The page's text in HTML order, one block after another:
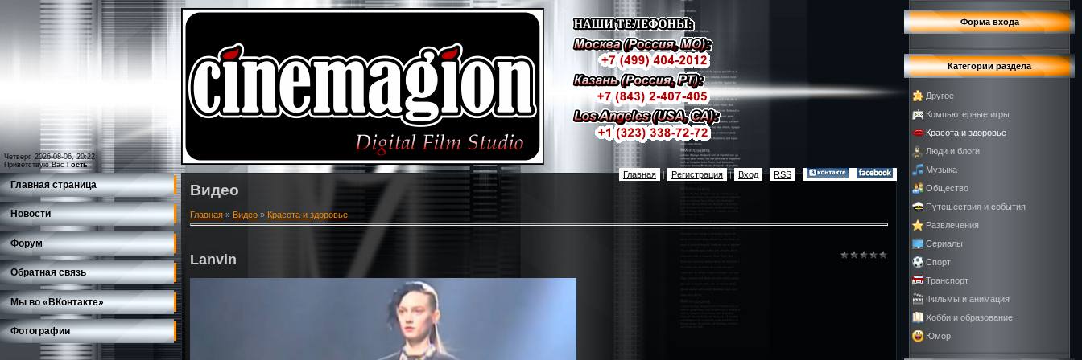
Четверг, 2026-08-06, 20:22
Приветствую Вас Гость
Главная | Регистрация | Вход | RSS |
Главная страница
Новости
Форум
Обратная связь
Мы во «ВКонтакте»
Фотографии
Видео
Главная » Видео » Красота и здоровье
Lanvin
Форма входа
Категории раздела
Другое
Компьютерные игры
Красота и здоровье
Люди и блоги
Музыка
Общество
Путешествия и события
Развлечения
Сериалы
Спорт
Транспорт
Фильмы и анимация
Хобби и образование
Юмор